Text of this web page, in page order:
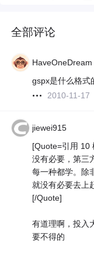
全部评论
HaveOneDream
gspx是什么格式
2010-11-17
jiewei915
[Quote=引用 10
没有必要，第三
每一种都学。除
就没有必要去上
[/Quote]
有道理啊，投入
要不得的